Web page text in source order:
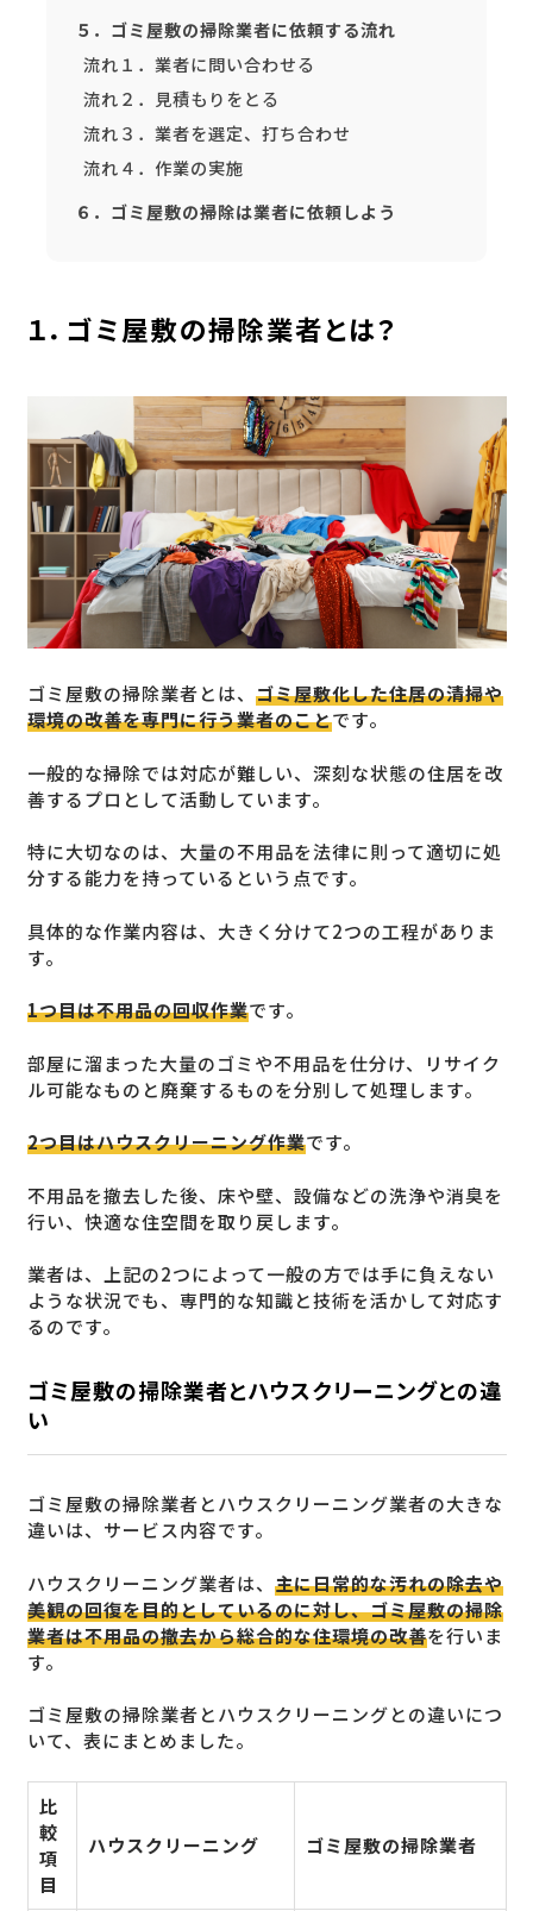
５．ゴミ屋敷の掃除業者に依頼する流れ
流れ１．業者に問い合わせる
流れ２．見積もりをとる
流れ３．業者を選定、打ち合わせ
流れ４．作業の実施
６．ゴミ屋敷の掃除は業者に依頼しよう
１．ゴミ屋敷の掃除業者とは？
ゴミ屋敷の掃除業者とは、 ゴミ屋敷化した住居の清掃や
環境の改善を専門に行う業者のことです。
一般的な掃除では対応が難しい、深刻な状態の住居を改
善するプロとして活動しています。
特に大切なのは、大量の不用品を法律に則って適切に処
分する能力を持っているという点です。
具体的な作業内容は、大きく分けて2つの工程がありま
す。
1つ目は不用品の回収作業です。
部屋に溜まった大量のゴミや不用品を仕分け、リサイク
ル可能なものと廃棄するものを分別して処理します。
2つ目はハウスクリーニング作業です。
不用品を撤去した後、床や壁、設備などの洗浄や消臭を
行い、快適な住空間を取り戻します。
業者は、上記の2つによって一般の方では手に負えない
ような状況でも、専門的な知識と技術を活かして対応す
るのです。
ゴミ屋敷の掃除業者とハウスクリーニングとの違
い
ゴミ屋敷の掃除業者とハウスクリーニング業者の大きな
違いは、サービス内容です。
ハウスクリーニング業者は、 主に日常的な汚れの除去や
美観の回復を目的としているのに対し、ゴミ屋敷の掃除
業者は不用品の撤去から総合的な住環境の改善を行いま
す。
ゴミ屋敷の掃除業者とハウスクリーニングとの違いにつ
いて、表にまとめました。
比
較
項
目
ハウスクリーニング ゴミ屋敷の掃除業者